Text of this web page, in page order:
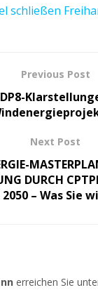
schließen
Previous Post
Next Post
DURCH
2050 – Was Sie
erreichen Sie